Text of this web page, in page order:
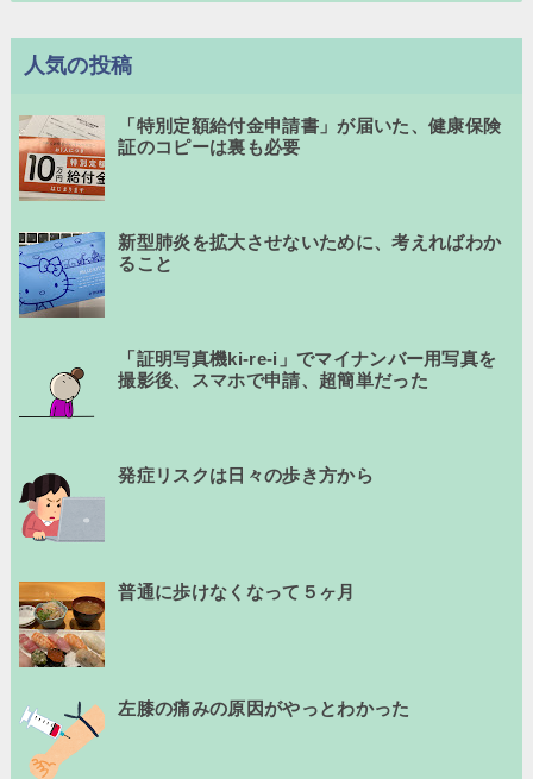
人気の投稿
「特別定額給付金申請書」が届いた、健康保険
証のコピーは裏も必要
新型肺炎を拡大させないために、考えればわか
ること
「証明写真機ki-re-i」でマイナンバー用写真を
撮影後、スマホで申請、超簡単だった
発症リスクは日々の歩き方から
普通に歩けなくなって５ヶ月
左膝の痛みの原因がやっとわかった